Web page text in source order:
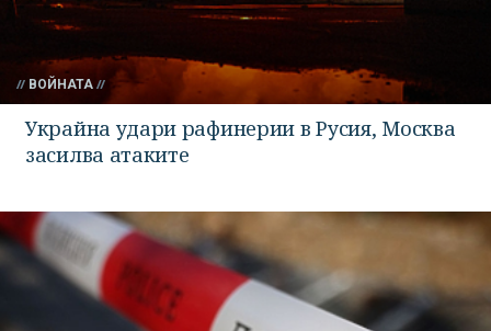
ВОЙНАТА
Украйна удари рафинерии в Русия, Москва
засилва атаките